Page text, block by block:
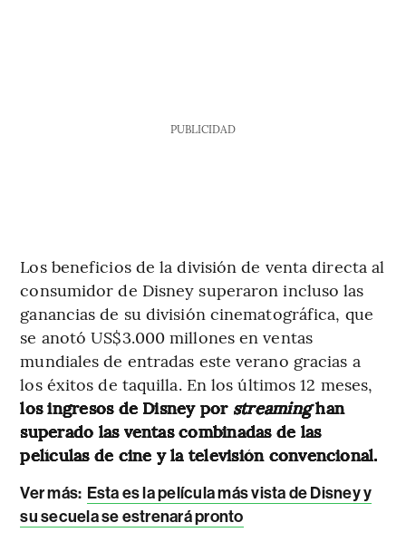
PUBLICIDAD
Los beneficios de la división de venta directa al
consumidor de Disney superaron incluso las
ganancias de su división cinematográfica, que
se anotó US$3.000 millones en ventas
mundiales de entradas este verano gracias a
los éxitos de taquilla. En los últimos 12 meses,
los ingresos de Disney por streaminghan
superado las ventas combinadas de las
películas de cine y la televisión convencional.
Ver más: Esta es la película más vista de Disney y
su secuela se estrenará pronto